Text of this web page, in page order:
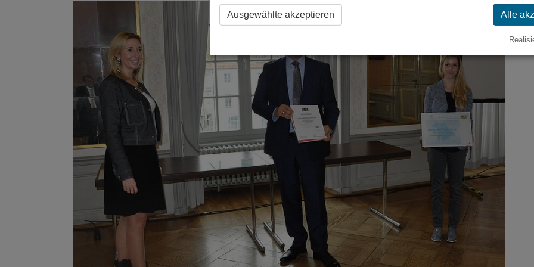
Ausgewählte akzeptieren Alle